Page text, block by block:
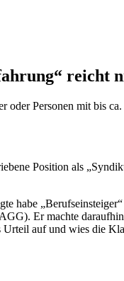
reicht
Personen mit bis
Position als
habe
Er machte
auf und wies die